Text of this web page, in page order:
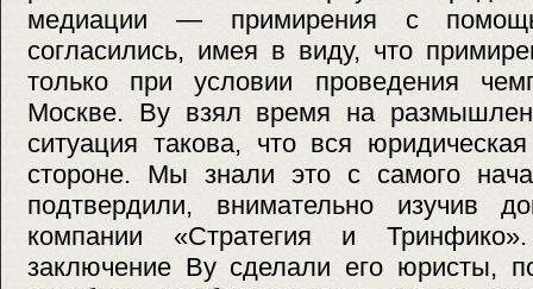
медиации — примирения с
согласились, имея в виду, что
только при условии проведения
Москве. Ву взял время на
ситуация такова, что вся
стороне. Мы знали это с самого
подтвердили, внимательно изучив
компании «Стратегия и
заключение Ву сделали его юристы,